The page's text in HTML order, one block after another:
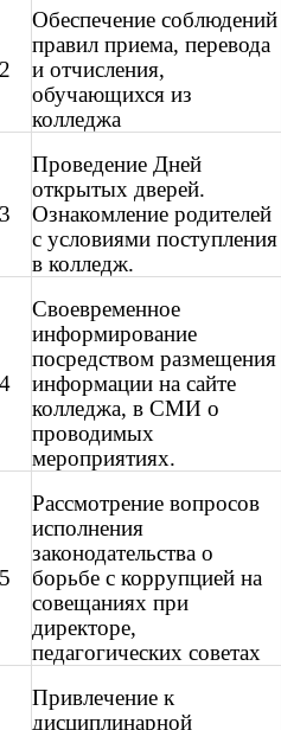
Обеспечение соблюдений
правил приема, перевода
и отчисления,
обучающихся из
колледжа
Проведение Дней
открытых дверей.
Ознакомление родителей
с условиями поступления
в колледж.
Своевременное
информирование
посредством размещения
информации на сайте
колледжа, в СМИ о
проводимых
мероприятиях.
Рассмотрение вопросов
исполнения
законодательства о
борьбе с коррупцией на
совещаниях при
директоре,
педагогических советах
Привлечение к
дисциплинарной